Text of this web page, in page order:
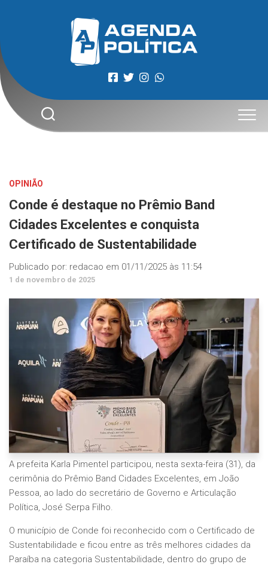
OPINIÃO
Conde é destaque no Prêmio Band
Cidades Excelentes e conquista
Certificado de Sustentabilidade
Publicado por: redacao em 01/11/2025 às 11:54
1 de novembro de 2025
A prefeita Karla Pimentel participou, nesta sexta-feira (31), da
cerimônia do Prêmio Band Cidades Excelentes, em João
Pessoa, ao lado do secretário de Governo e Articulação
Política, José Serpa Filho.
O município de Conde foi reconhecido com o Certificado de
Sustentabilidade e ficou entre as três melhores cidades da
Paraíba na categoria Sustentabilidade, dentro do grupo de